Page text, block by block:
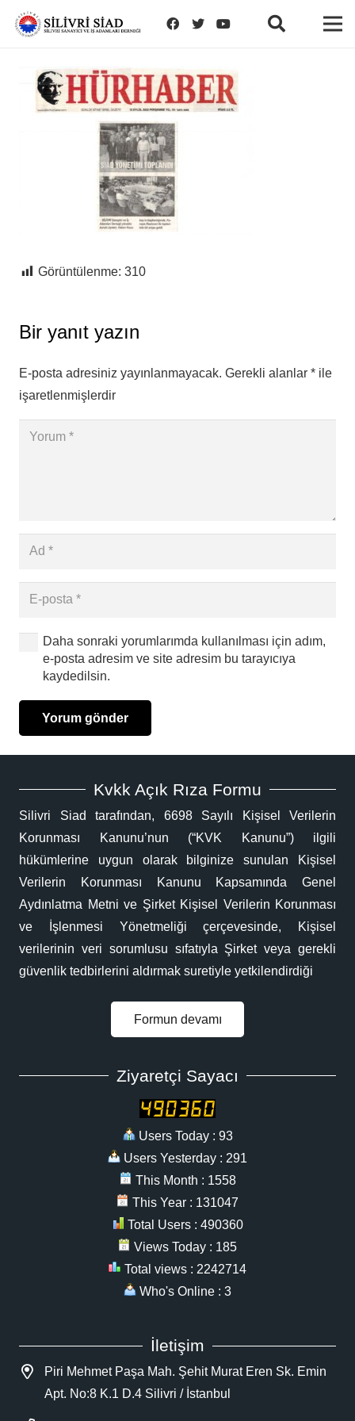
Görüntülenme: 310
Bir yanıt yazın
E-posta adresiniz yayınlanmayacak. Gerekli alanlar * ile
işaretlenmişlerdir
Daha sonraki yorumlarımda kullanılması için adım,
e-posta adresim ve site adresim bu tarayıcıya
kaydedilsin.
Yorum gönder
Kvkk Açık Rıza Formu
Silivri Siad tarafından, 6698 Sayılı Kişisel Verilerin
Korunması Kanunu’nun (“KVK Kanunu”) ilgili
hükümlerine uygun olarak bilginize sunulan Kişisel
Verilerin Korunması Kanunu Kapsamında Genel
Aydınlatma Metni ve Şirket Kişisel Verilerin Korunması
ve İşlenmesi Yönetmeliği çerçevesinde, Kişisel
verilerinin veri sorumlusu sıfatıyla Şirket veya gerekli
güvenlik tedbirlerini aldırmak suretiyle yetkilendirdiği
Formun devamı
Ziyaretçi Sayacı
Users Today : 93
Users Yesterday : 291
This Month : 1558
This Year : 131047
Total Users : 490360
Views Today : 185
Total views : 2242714
Who's Online : 3
İletişim
Piri Mehmet Paşa Mah. Şehit Murat Eren Sk. Emin
Apt. No:8 K.1 D.4 Silivri / İstanbul